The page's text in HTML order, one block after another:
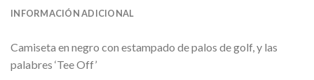
INFORMACIÓN ADICIONAL
Camiseta en negro con estampado de palos de golf, y las
palabres ‘Tee Off’